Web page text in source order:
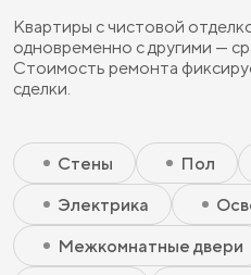
Квартиры с чистовой
одновременно с другими —
Стоимость ремонта
сделки.
Скрытый элемент 2 -
Скрытый элемент 1 -
Стены
Пол
Электрика
Межкомнатные двери